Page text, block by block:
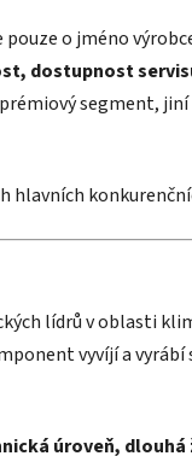
o jméno
dostupnost
segment,
hlavních
lídrů v oblasti
vyvíjí a
úroveň,